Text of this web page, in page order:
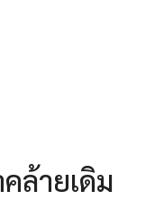
ล้ายเดิม